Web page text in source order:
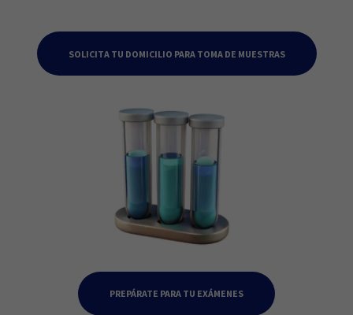
SOLICITA TU DOMICILIO PARA TOMA DE MUESTRAS
PREPÁRATE PARA TU EXÁMENES